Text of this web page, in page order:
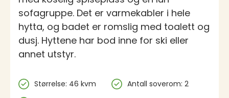
sofagruppe. Det er varmekabler i hele
hytta, og badet er romslig med toalett og
dusj. Hyttene har bod inne for ski eller
annet utstyr.
Spesifikasjoner
Størrelse: 46 kvm
Antall soverom: 2